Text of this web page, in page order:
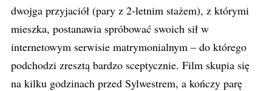
dwojga przyjaciół (pary z 2-letnim stażem), z którymi
mieszka, postanawia spróbować swoich sił w
internetowym serwisie matrymonialnym – do którego
podchodzi zresztą bardzo sceptycznie. Film skupia się
na kilku godzinach przed Sylwestrem, a kończy parę